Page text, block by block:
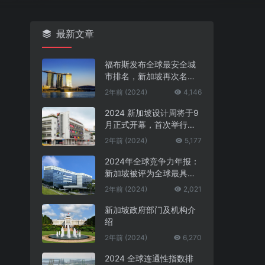
最新文章
福布斯发布全球最安全城
市排名，新加坡再次名列
第一
2年前 (2024) 4,146
2024 新加坡设计周将于9
月正式开幕，首次举行中
新设计对话
2年前 (2024) 5,177
2024年全球竞争力年报：
新加坡被评为全球最具竞
争力的国家第一名
2年前 (2024) 2,021
新加坡政府部门及机构介
绍
2年前 (2024) 6,270
2024 全球连通性指数排